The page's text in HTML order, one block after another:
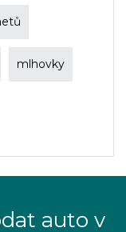
mlhovky
auto v